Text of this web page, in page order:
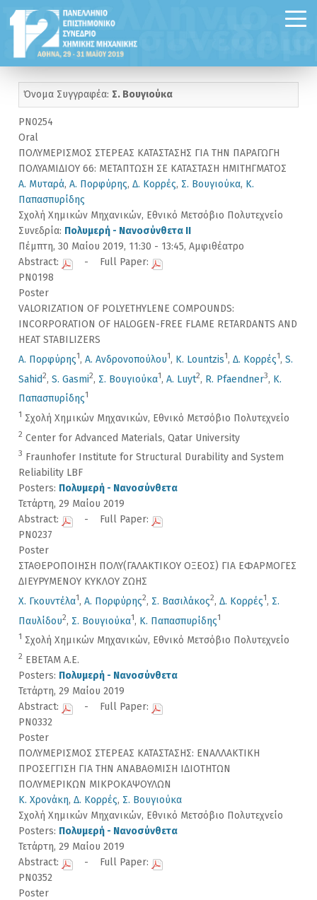
Όνομα Συγγραφέα: Σ. Βουγιούκα
PN0254
Oral
ΠΟΛΥΜΕΡΙΣΜΟΣ ΣΤΕΡΕΑΣ ΚΑΤΑΣΤΑΣΗΣ ΓΙΑ ΤΗΝ ΠΑΡΑΓΩΓΗ
ΠΟΛΥΑΜΙΔΙΟΥ 66: ΜΕΤΑΠΤΩΣΗ ΣΕ ΚΑΤΑΣΤΑΣΗ ΗΜΙΤΗΓΜΑΤΟΣ
Α. Μυταρά, Α. Πορφύρης, Δ. Κορρές, Σ. Βουγιούκα, Κ.
Παπασπυρίδης
Σχολή Χημικών Μηχανικών, Εθνικό Μετσόβιο Πολυτεχνείο
Συνεδρία: Πολυμερή - Νανοσύνθετα II
Πέμπτη, 30 Μαίου 2019, 11:30 - 13:45, Αμφιθέατρο
Abstract:
- Full Paper:
PN0198
Poster
VALORIZATION OF POLYETHYLENE COMPOUNDS:
INCORPORATION OF HALOGEN-FREE FLAME RETARDANTS AND
HEAT STABILIZERS
Α. Πορφύρης1, Α. Ανδρονοπούλου1, K. Lountzis1, Δ. Κορρές1, S.
Sahid2, S. Gasmi2, Σ. Βουγιούκα1, A. Luyt2, R. Pfaendner3, Κ.
Παπασπυρίδης1
1 Σχολή Χημικών Μηχανικών, Εθνικό Μετσόβιο Πολυτεχνείο
2 Center for Advanced Materials, Qatar University
3 Fraunhofer Institute for Structural Durability and System
Reliability LBF
Posters: Πολυμερή - Νανοσύνθετα
Τετάρτη, 29 Μαίου 2019
Abstract:
- Full Paper:
PN0237
Poster
ΣΤΑΘΕΡΟΠΟΙΗΣΗ ΠΟΛΥ(ΓΑΛΑΚΤΙΚΟΥ ΟΞΕΟΣ) ΓΙΑ ΕΦΑΡΜΟΓΕΣ
ΔΙΕΥΡΥΜΕΝΟΥ ΚΥΚΛΟΥ ΖΩΗΣ
Χ. Γκουντέλα1, Α. Πορφύρης2, Σ. Βασιλάκος2, Δ. Κορρές1, Σ.
Παυλίδου2, Σ. Βουγιούκα1, Κ. Παπασπυρίδης1
1 Σχολή Χημικών Μηχανικών, Εθνικό Μετσόβιο Πολυτεχνείο
2 ΕΒΕΤΑΜ Α.Ε.
Posters: Πολυμερή - Νανοσύνθετα
Τετάρτη, 29 Μαίου 2019
Abstract:
- Full Paper:
PN0332
Poster
ΠΟΛΥΜΕΡΙΣΜΟΣ ΣΤΕΡΕΑΣ ΚΑΤΑΣΤΑΣΗΣ: ΕΝΑΛΛΑΚΤΙΚΗ
ΠΡΟΣΕΓΓΙΣΗ ΓΙΑ ΤΗΝ ΑΝΑΒΑΘΜΙΣΗ ΙΔΙΟΤΗΤΩΝ
ΠΟΛΥΜΕΡΙΚΩΝ ΜΙΚΡΟΚΑΨΟΥΛΩΝ
Κ. Χρονάκη, Δ. Κορρές, Σ. Βουγιούκα
Σχολή Χημικών Μηχανικών, Εθνικό Μετσόβιο Πολυτεχνείο
Posters: Πολυμερή - Νανοσύνθετα
Τετάρτη, 29 Μαίου 2019
Abstract:
- Full Paper:
PN0352
Poster